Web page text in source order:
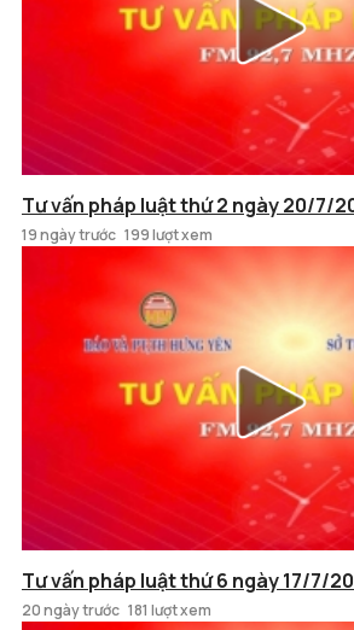
Tư vấn pháp luật thứ 2 ngày 20/7/
19 ngày trước 199 lượt xem
Tư vấn pháp luật thứ 6 ngày 17/7/
20 ngày trước 181 lượt xem